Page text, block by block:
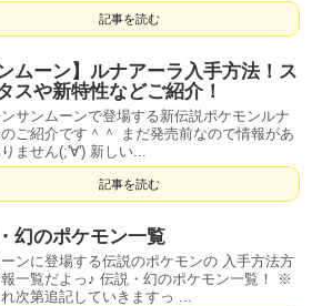
記事を読む
ンムーン】ルナアーラ入手方法！ス
スや新特性などご紹介！
サンムーンで登場する新伝説ポケモンルナ
ご紹介です＾＾ まだ発売前なので情報があ
ません(;'∀') 新しい...
記事を読む
幻のポケモン一覧
ンに登場する伝説のポケモンの 入手方法方
一覧だよっ♪ 伝説・幻のポケモン一覧！ ※
次第追記していきますっ ...